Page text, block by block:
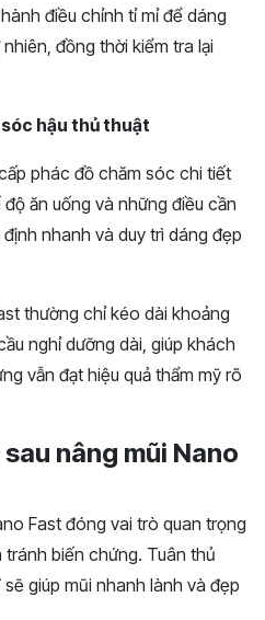
điều chỉnh tỉ mỉ để dáng
đồng thời kiểm tra lại
hậu thủ thuật
phác đồ chăm sóc chi tiết
ăn uống và những điều cần
nhanh và duy trì dáng đẹp
thường chỉ kéo dài khoảng
nghỉ dưỡng dài, giúp khách
vẫn đạt hiệu quả thẩm mỹ rõ
nâng mũi Nano
Fast đóng vai trò quan trọng
biến chứng. Tuân thủ
giúp mũi nhanh lành và đẹp